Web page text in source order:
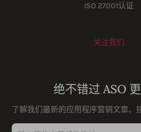
ISO 27001认证
关注我们
绝不错过 ASO 更
了解我们最新的应用程序营销文章、
输入您的电子邮件地址